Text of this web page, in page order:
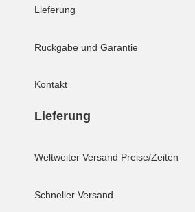
Lieferung
Rückgabe und Garantie
Kontakt
Lieferung
Weltweiter Versand Preise/Zeiten
Schneller Versand